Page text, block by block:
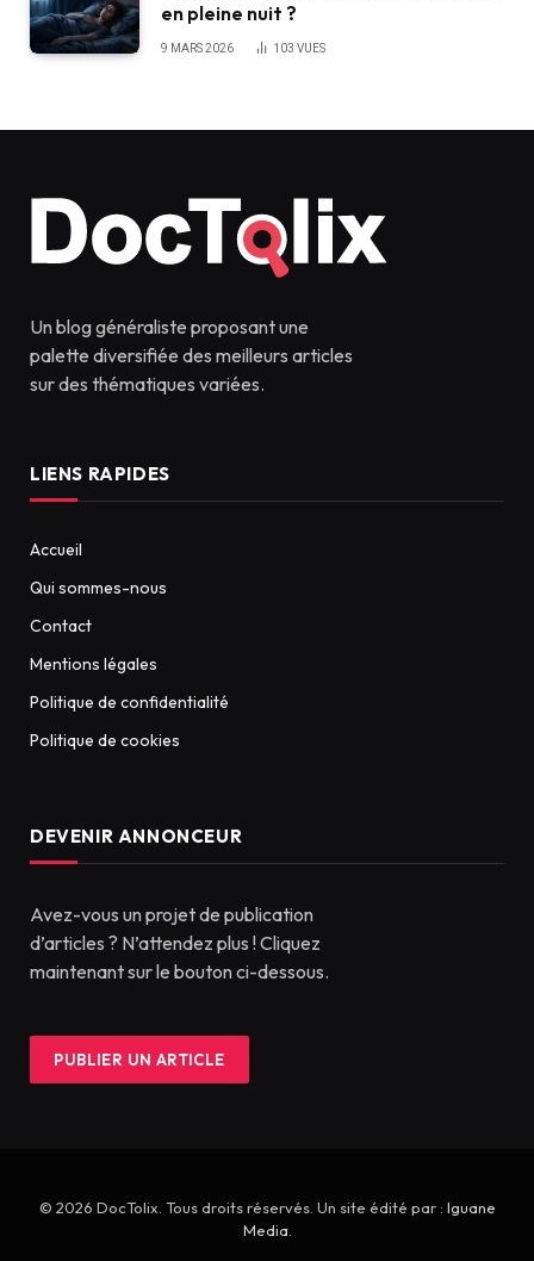
en pleine nuit ?
9 MARS 2026 103 VUES
Un blog généraliste proposant une
palette diversifiée des meilleurs articles
sur des thématiques variées.
LIENS RAPIDES
Accueil
Qui sommes-nous
Contact
Mentions légales
Politique de confidentialité
Politique de cookies
DEVENIR ANNONCEUR
Avez-vous un projet de publication
d’articles ? N’attendez plus ! Cliquez
maintenant sur le bouton ci-dessous.
PUBLIER UN ARTICLE
© 2026 DocTolix. Tous droits réservés. Un site édité par : Iguane
Media.